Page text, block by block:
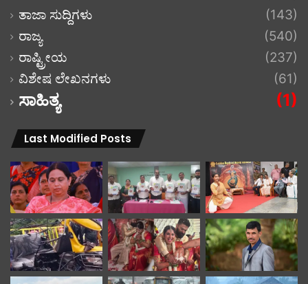
ತಾಜಾ ಸುದ್ದಿಗಳು
(143)
ರಾಜ್ಯ
(540)
ರಾಷ್ಟ್ರೀಯ
(237)
ವಿಶೇಷ ಲೇಖನಗಳು
(61)
ಸಾಹಿತ್ಯ (1)
Last Modified Posts